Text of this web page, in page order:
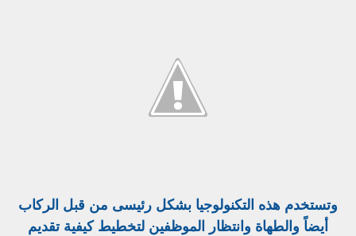
وتستخدم هذه التكنولوجيا بشكل رئيسى من قبل الركاب
أيضاً والطهاة وانتظار الموظفين لتخطيط كيفية تقديم